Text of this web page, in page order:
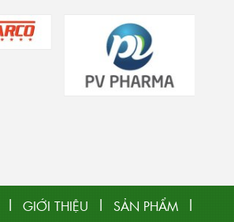
| GIỚI THIỆU | SẢN PHẨM |